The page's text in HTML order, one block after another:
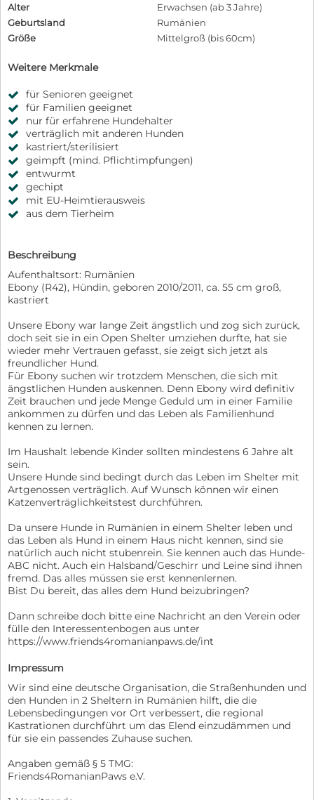
Alter
Erwachsen (ab 3 Jahre)
Geburtsland
Rumänien
Größe
Mittelgroß (bis 60cm)
Weitere Merkmale
für Senioren geeignet
für Familien geeignet
nur für erfahrene Hundehalter
verträglich mit anderen Hunden
kastriert/sterilisiert
geimpft (mind. Pflichtimpfungen)
entwurmt
gechipt
mit EU-Heimtierausweis
aus dem Tierheim
Beschreibung
Aufenthaltsort: Rumänien
Ebony (R42), Hündin, geboren 2010/2011, ca. 55 cm groß,
kastriert
Unsere Ebony war lange Zeit ängstlich und zog sich zurück,
doch seit sie in ein Open Shelter umziehen durfte, hat sie
wieder mehr Vertrauen gefasst, sie zeigt sich jetzt als
freundlicher Hund.
Für Ebony suchen wir trotzdem Menschen, die sich mit
ängstlichen Hunden auskennen. Denn Ebony wird definitiv
Zeit brauchen und jede Menge Geduld um in einer Familie
ankommen zu dürfen und das Leben als Familienhund
kennen zu lernen.
Im Haushalt lebende Kinder sollten mindestens 6 Jahre alt
sein.
Unsere Hunde sind bedingt durch das Leben im Shelter mit
Artgenossen verträglich. Auf Wunsch können wir einen
Katzenverträglichkeitstest durchführen.
Da unsere Hunde in Rumänien in einem Shelter leben und
das Leben als Hund in einem Haus nicht kennen, sind sie
natürlich auch nicht stubenrein. Sie kennen auch das Hunde-
ABC nicht. Auch ein Halsband/Geschirr und Leine sind ihnen
fremd. Das alles müssen sie erst kennenlernen.
Bist Du bereit, das alles dem Hund beizubringen?
Dann schreibe doch bitte eine Nachricht an den Verein oder
fülle den Interessentenbogen aus unter
https://www.friends4romanianpaws.de/int
Impressum
Wir sind eine deutsche Organisation, die Straßenhunden und
den Hunden in 2 Sheltern in Rumänien hilft, die die
Lebensbedingungen vor Ort verbessert, die regional
Kastrationen durchführt um das Elend einzudämmen und
für sie ein passendes Zuhause suchen.
Angaben gemäß § 5 TMG:
Friends4RomanianPaws e.V.